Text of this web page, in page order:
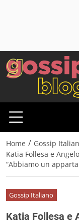
Home / Gossip
Katia Follesa e
“Abbiamo un
Gossip Italiano
Katia Follesa e